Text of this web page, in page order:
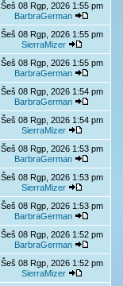
Šeš 08 Rgp, 2026 1:55 pm
BarbraGerman
Šeš 08 Rgp, 2026 1:55 pm
SierraMizer
Šeš 08 Rgp, 2026 1:55 pm
BarbraGerman
Šeš 08 Rgp, 2026 1:54 pm
BarbraGerman
Šeš 08 Rgp, 2026 1:54 pm
SierraMizer
Šeš 08 Rgp, 2026 1:53 pm
BarbraGerman
Šeš 08 Rgp, 2026 1:53 pm
SierraMizer
Šeš 08 Rgp, 2026 1:53 pm
BarbraGerman
Šeš 08 Rgp, 2026 1:52 pm
BarbraGerman
Šeš 08 Rgp, 2026 1:52 pm
SierraMizer